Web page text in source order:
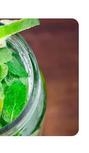
in Deutschland
der ganzen